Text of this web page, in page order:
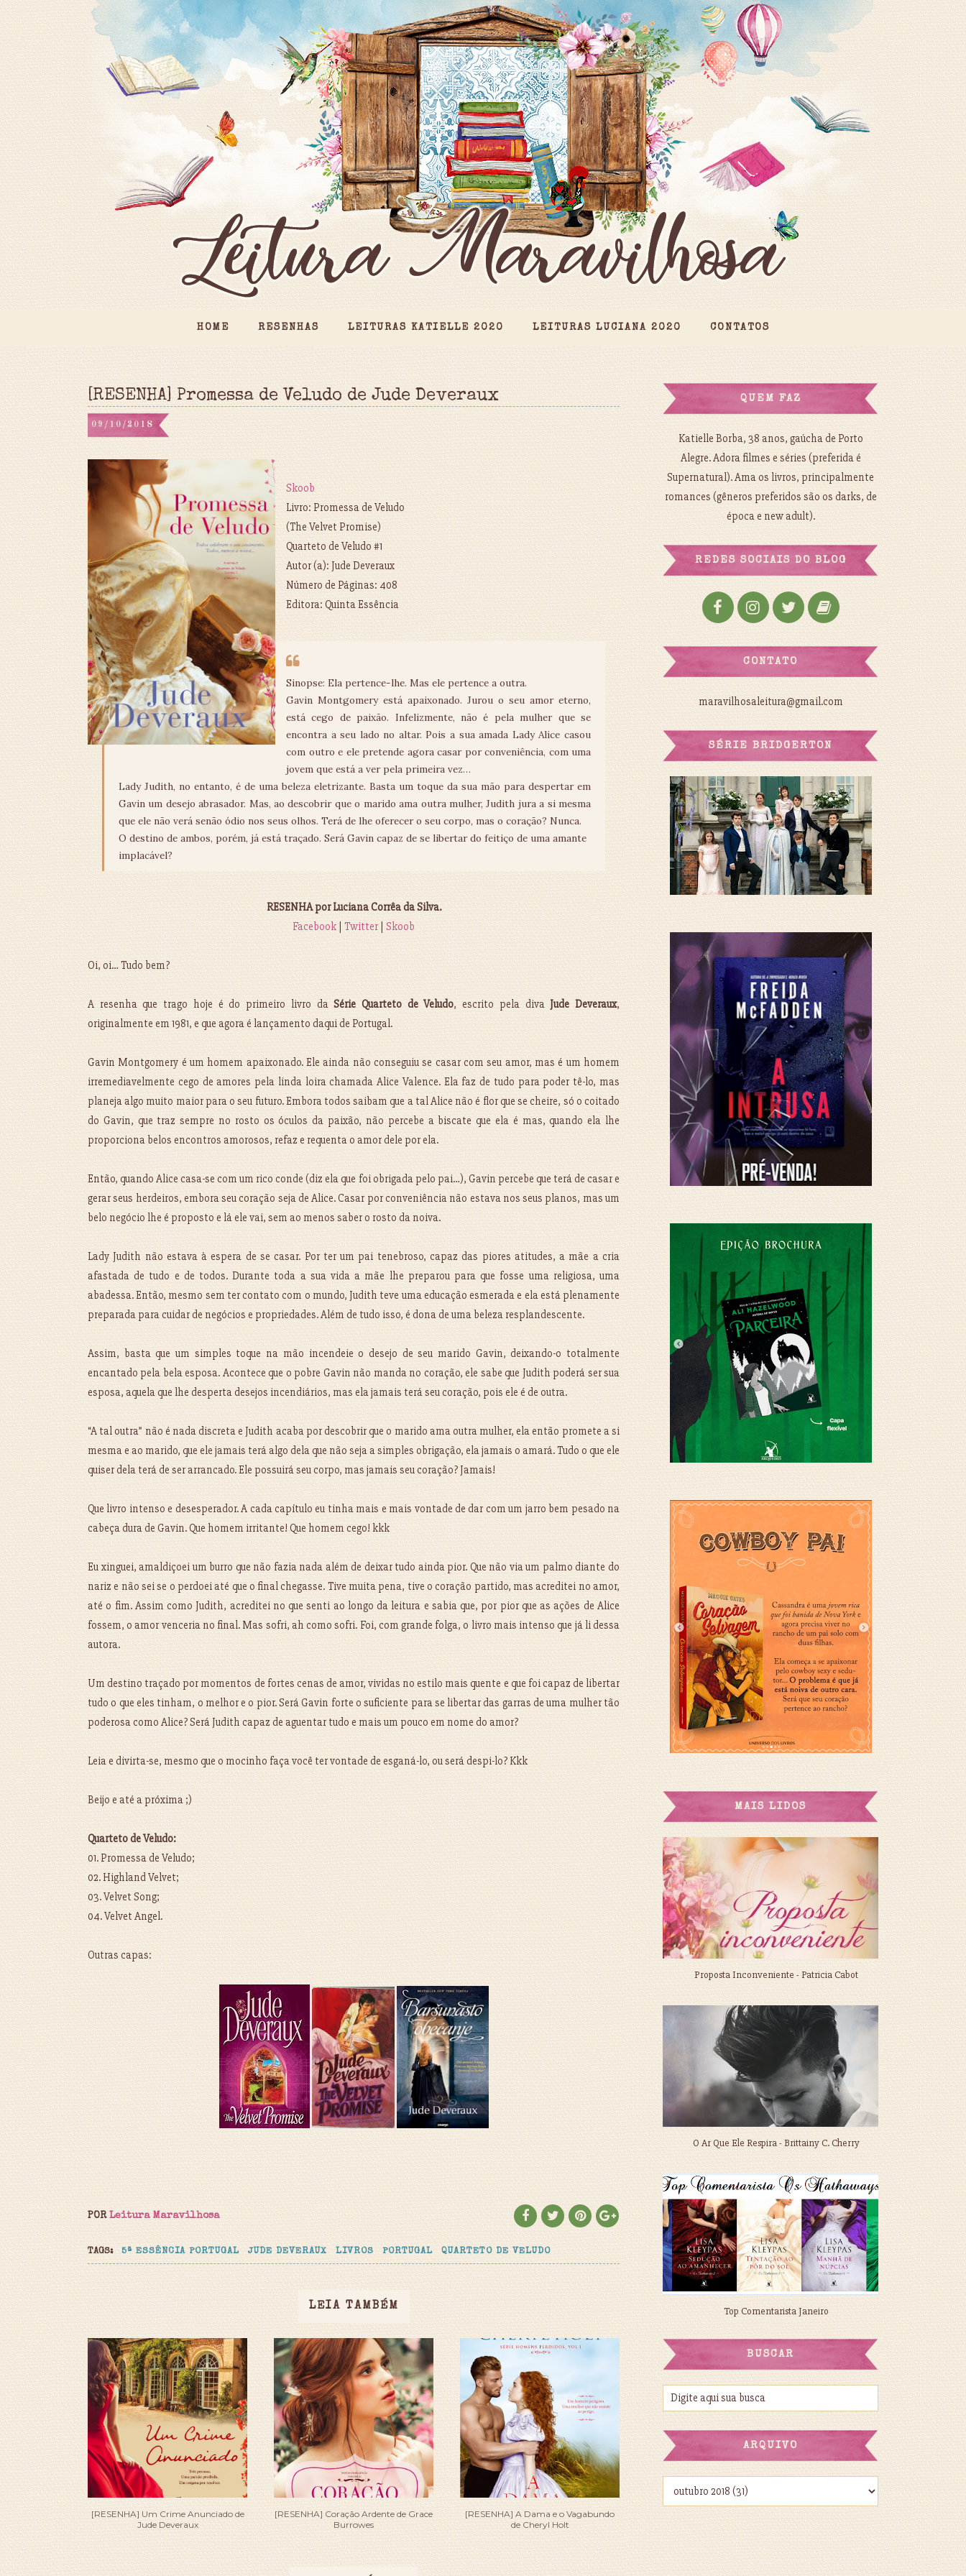
HOME RESENHAS LEITURAS KATIELLE 2020 LEITURAS LUCIANA 2020 CONTATOS
[RESENHA] Promessa de Veludo de Jude Deveraux
09/10/2018
Skoob
Livro: Promessa de Veludo
(The Velvet Promise)
Quarteto de Veludo #1
Autor (a): Jude Deveraux
Número de Páginas: 408
Editora: Quinta Essência
Sinopse: Ela pertence-lhe. Mas ele pertence a outra.
Gavin Montgomery está apaixonado. Jurou o seu amor eterno,
está cego de paixão. Infelizmente, não é pela mulher que se
encontra a seu lado no altar. Pois a sua amada Lady Alice casou
com outro e ele pretende agora casar por conveniência, com uma
jovem que está a ver pela primeira vez…
Lady Judith, no entanto, é de uma beleza eletrizante. Basta um toque da sua mão para despertar em
Gavin um desejo abrasador. Mas, ao descobrir que o marido ama outra mulher, Judith jura a si mesma
que ele não verá senão ódio nos seus olhos. Terá de lhe oferecer o seu corpo, mas o coração? Nunca.
O destino de ambos, porém, já está traçado. Será Gavin capaz de se libertar do feitiço de uma amante
implacável?
RESENHA por Luciana Corrêa da Silva.
Facebook|Twitter| Skoob
Oi, oi… Tudo bem?
A resenha que trago hoje é do primeiro livro daSérie Quarteto de Veludo, escrito pela diva Jude Deveraux,
originalmente em 1981, e que agora é lançamento daqui de Portugal.
Gavin Montgomery é um homem apaixonado. Ele ainda não conseguiu se casar com seu amor, mas é um homem
irremediavelmente cego de amores pela linda loira chamada Alice Valence. Ela faz de tudo para poder tê-lo, mas
planeja algo muito maior para o seu futuro. Embora todos saibam que a tal Alice não é flor que se cheire, só o coitado
do Gavin, que traz sempre no rosto os óculos da paixão, não percebe a biscate que ela é mas, quando ela lhe
proporciona belos encontros amorosos, refaz e requenta o amor dele por ela.
Então, quando Alice casa-se com um rico conde (diz ela que foi obrigada pelo pai…), Gavin percebe que terá de casar e
gerar seus herdeiros, embora seu coração seja de Alice. Casar por conveniência não estava nos seus planos, mas um
belo negócio lhe é proposto e lá ele vai, sem ao menos saber o rosto da noiva.
Lady Judith não estava à espera de se casar. Por ter um pai tenebroso, capaz das piores atitudes, a mãe a cria
afastada de tudo e de todos. Durante toda a sua vida a mãe lhe preparou para que fosse uma religiosa, uma
abadessa. Então, mesmo sem ter contato com o mundo, Judith teve uma educação esmerada e ela está plenamente
preparada para cuidar de negócios e propriedades. Além de tudo isso, é dona de uma beleza resplandescente.
Assim, basta que um simples toque na mão incendeie o desejo de seu marido Gavin, deixando-o totalmente
encantado pela bela esposa. Acontece que o pobre Gavin não manda no coração, ele sabe que Judith poderá ser sua
esposa, aquela que lhe desperta desejos incendiários, mas ela jamais terá seu coração, pois ele é de outra.
“A tal outra” não é nada discreta e Judith acaba por descobrir que o marido ama outra mulher, ela então promete a si
mesma e ao marido, que ele jamais terá algo dela que não seja a simples obrigação, ela jamais o amará. Tudo o que ele
quiser dela terá de ser arrancado. Ele possuirá seu corpo, mas jamais seu coração? Jamais!
Que livro intenso e desesperador. A cada capítulo eu tinha mais e mais vontade de dar com um jarro bem pesado na
cabeça dura de Gavin. Que homem irritante! Que homem cego! kkk
Eu xinguei, amaldiçoei um burro que não fazia nada além de deixar tudo ainda pior. Que não via um palmo diante do
nariz e não sei se o perdoei até que o final chegasse. Tive muita pena, tive o coração partido, mas acreditei no amor,
até o fim. Assim como Judith, acreditei no que senti ao longo da leitura e sabia que, por pior que as ações de Alice
fossem, o amor venceria no final. Mas sofri, ah como sofri. Foi, com grande folga, o livro mais intenso que já li dessa
autora.
Um destino traçado por momentos de fortes cenas de amor, vividas no estilo mais quente e que foi capaz de libertar
tudo o que eles tinham, o melhor e o pior. Será Gavin forte o suficiente para se libertar das garras de uma mulher tão
poderosa como Alice? Será Judith capaz de aguentar tudo e mais um pouco em nome do amor?
Leia e divirta-se, mesmo que o mocinho faça você ter vontade de esganá-lo, ou será despi-lo? Kkk
Beijo e até a próxima ;)
Quarteto de Veludo:
01. Promessa de Veludo;
02. Highland Velvet;
03. Velvet Song;
04. Velvet Angel.
Outras capas:
PORLeitura Maravilhosa
TAGS: 5ª ESSÊNCIA PORTUGAL JUDE DEVERAUX LIVROS PORTUGAL QUARTETO DE VELUDO
LEIA TAMBÉM
[RESENHA] Um Crime Anunciado de
Jude Deveraux
[RESENHA] Coração Ardente de Grace
Burrowes
[RESENHA] A Dama e o Vagabundo
de Cheryl Holt
QUEM FAZ
Katielle Borba, 38 anos, gaúcha de Porto
Alegre. Adora filmes e séries (preferida é
Supernatural). Ama os livros, principalmente
romances (gêneros preferidos são os darks, de
época e new adult).
REDES SOCIAIS DO BLOG
CONTATO
maravilhosaleitura@gmail.com
SÉRIE BRIDGERTON
MAIS LIDOS
Proposta Inconveniente - Patricia Cabot
O Ar Que Ele Respira - Brittainy C. Cherry
Top Comentarista Janeiro
BUSCAR
ARQUIVO